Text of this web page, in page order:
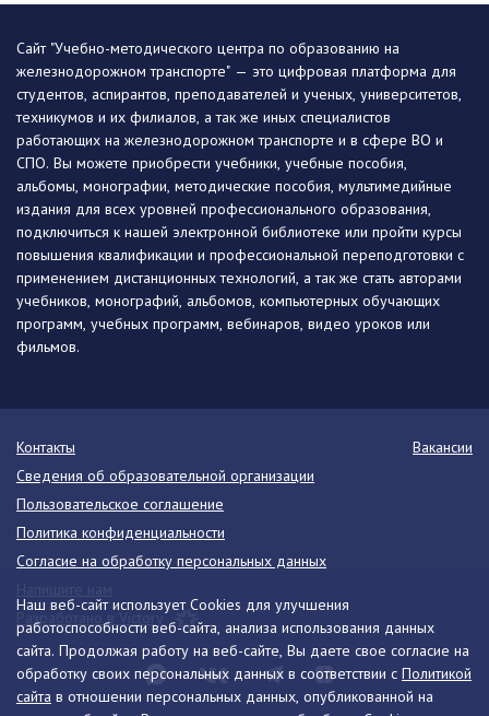
Наш веб-сайт использует Cookies для улучшения
работоспособности веб-сайта, анализа использования данных
сайта. Продолжая работу на веб-сайте, Вы даете свое согласие на
обработку своих персональных данных в соответствии с Политикой
сайта в отношении персональных данных, опубликованной на
Сайт "Учебно-методического центра по образованию на
железнодорожном транспорте" — это цифровая платформа для
студентов, аспирантов, преподавателей и ученых, университетов,
техникумов и их филиалов, а так же иных специалистов
работающих на железнодорожном транспорте и в сфере ВО и
СПО. Вы можете приобрести учебники, учебные пособия,
альбомы, монографии, методические пособия, мультимедийные
издания для всех уровней профессионального образования,
подключиться к нашей электронной библиотеке или пройти курсы
повышения квалификации и профессиональной переподготовки с
применением дистанционных технологий, а так же стать авторами
учебников, монографий, альбомов, компьютерных обучающих
программ, учебных программ, вебинаров, видео уроков или
фильмов.
Контакты
Вакансии
Сведения об образовательной организации
Пользовательское соглашение
Политика конфиденциальности
Согласие на обработку персональных данных
Разработано в Victory